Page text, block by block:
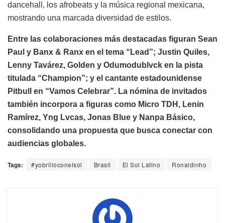
dancehall, los afrobeats y la música regional mexicana,
mostrando una marcada diversidad de estilos.
Entre las colaboraciones más destacadas figuran Sean
Paul y Banx & Ranx en el tema “Lead”; Justin Quiles,
Lenny Tavárez, Golden y Odumodublvck en la pista
titulada “Champion”; y el cantante estadounidense
Pitbull en “Vamos Celebrar”. La nómina de invitados
también incorpora a figuras como Micro TDH, Lenin
Ramírez, Yng Lvcas, Jonas Blue y Nanpa Básico,
consolidando una propuesta que busca conectar con
audiencias globales.
Tags: #yobrilloconelsol Brasil El Sol Latino Ronaldinho